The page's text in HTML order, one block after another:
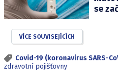
se
VÍCE SOUVISEJÍCÍCH
Covid-19 (koronavirus SARS-
zdravotní pojišťovny